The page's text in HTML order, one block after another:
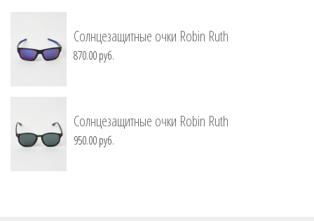
Солнцезащитные очки Robin Ruth
870.00 руб.
Солнцезащитные очки Robin Ruth
950.00 руб.